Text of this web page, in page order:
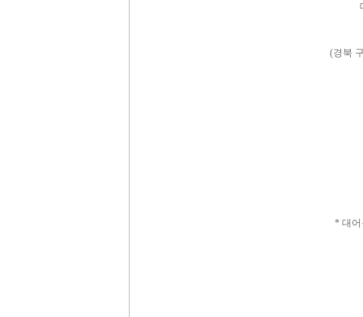
(경북
* 대어